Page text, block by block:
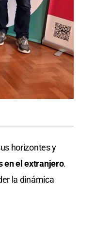
horizontes y
en el extranjero.
la dinámica